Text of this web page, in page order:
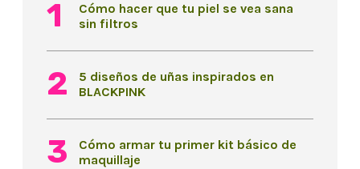
Cómo hacer que tu piel se vea sana
sin filtros
5 diseños de uñas inspirados en
BLACKPINK
Cómo armar tu primer kit básico de
maquillaje